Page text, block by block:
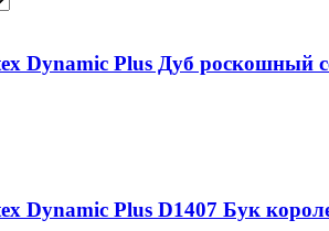
Dynamic Plus Дуб роскошный
Dynamic Plus D1407 Бук